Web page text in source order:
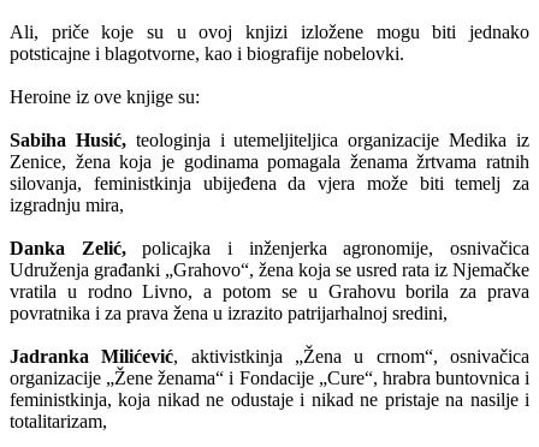
Ali, priče koje su u ovoj knjizi izložene mogu biti jednako
potsticajne i blagotvorne, kao i biografije nobelovki.
Heroine iz ove knjige su:
Sabiha Husić,teologinja i utemeljiteljica organizacije Medika iz
Zenice, žena koja je godinama pomagala ženama žrtvama ratnih
silovanja, feministkinja ubijeđena da vjera može biti temelj za
izgradnju mira,
Danka Zelić,policajka i inženjerka agronomije, osnivačica
Udruženja građanki „Grahovo“, žena koja se usred rata iz Njemačke
vratila u rodno Livno, a potom se u Grahovu borila za prava
povratnika i za prava žena u izrazito patrijarhalnoj sredini,
Jadranka Milićević, aktivistkinja „Žena u crnom“, osnivačica
organizacije „Žene ženama“ i Fondacije „Cure“, hrabra buntovnica i
feministkinja, koja nikad ne odustaje i nikad ne pristaje na nasilje i
totalitarizam,